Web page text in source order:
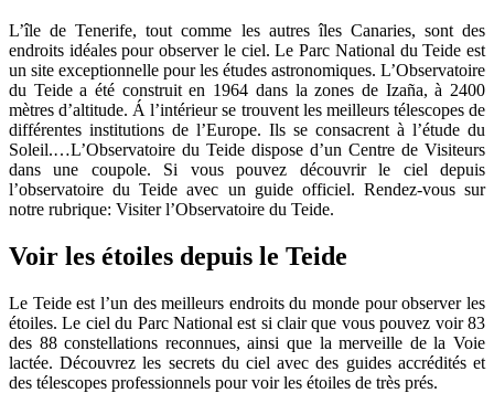
L’île de Tenerife, tout comme les autres îles Canaries, sont des
endroits idéales pour observer le ciel. Le Parc National du Teide est
un site exceptionnelle pour les études astronomiques. L’Observatoire
du Teide a été construit en 1964 dans la zones de Izaña, à 2400
mètres d’altitude. Á l’intérieur se trouvent les meilleurs télescopes de
différentes institutions de l’Europe. Ils se consacrent à l’étude du
Soleil.…L’Observatoire du Teide dispose d’un Centre de Visiteurs
dans une coupole. Si vous pouvez découvrir le ciel depuis
l’observatoire du Teide avec un guide officiel. Rendez-vous sur
notre rubrique: Visiter l’Observatoire du Teide.
Voir les étoiles depuis le Teide
Le Teide est l’un des meilleurs endroits du monde pour observer les
étoiles. Le ciel du Parc National est si clair que vous pouvez voir 83
des 88 constellations reconnues, ainsi que la merveille de la Voie
lactée. Découvrez les secrets du ciel avec des guides accrédités et
des télescopes professionnels pour voir les étoiles de très prés.